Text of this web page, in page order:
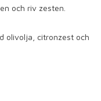
och riv zesten.
olivolja, citronzest och